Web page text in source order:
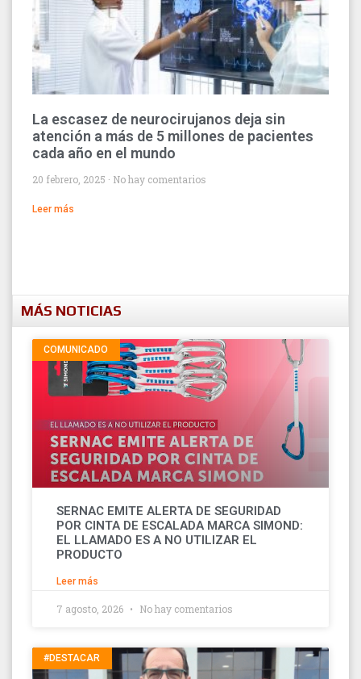
La escasez de neurocirujanos deja sin
atención a más de 5 millones de pacientes
cada año en el mundo
20 febrero, 2025 No hay comentarios
Leer más
MÁS NOTICIAS
COMUNICADO
SERNAC EMITE ALERTA DE SEGURIDAD
POR CINTA DE ESCALADA MARCA SIMOND:
EL LLAMADO ES A NO UTILIZAR EL
PRODUCTO
Leer más
7 agosto, 2026 No hay comentarios
#DESTACAR